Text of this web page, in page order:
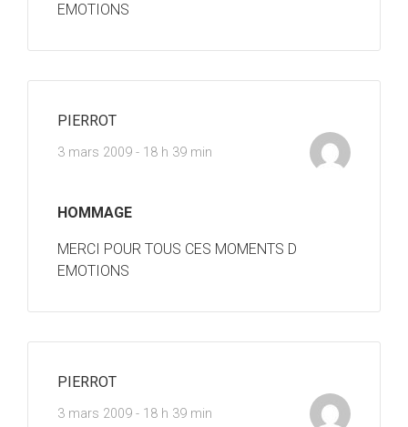
EMOTIONS
PIERROT
3 mars 2009 - 18 h 39 min
HOMMAGE
MERCI POUR TOUS CES MOMENTS D
EMOTIONS
PIERROT
3 mars 2009 - 18 h 39 min